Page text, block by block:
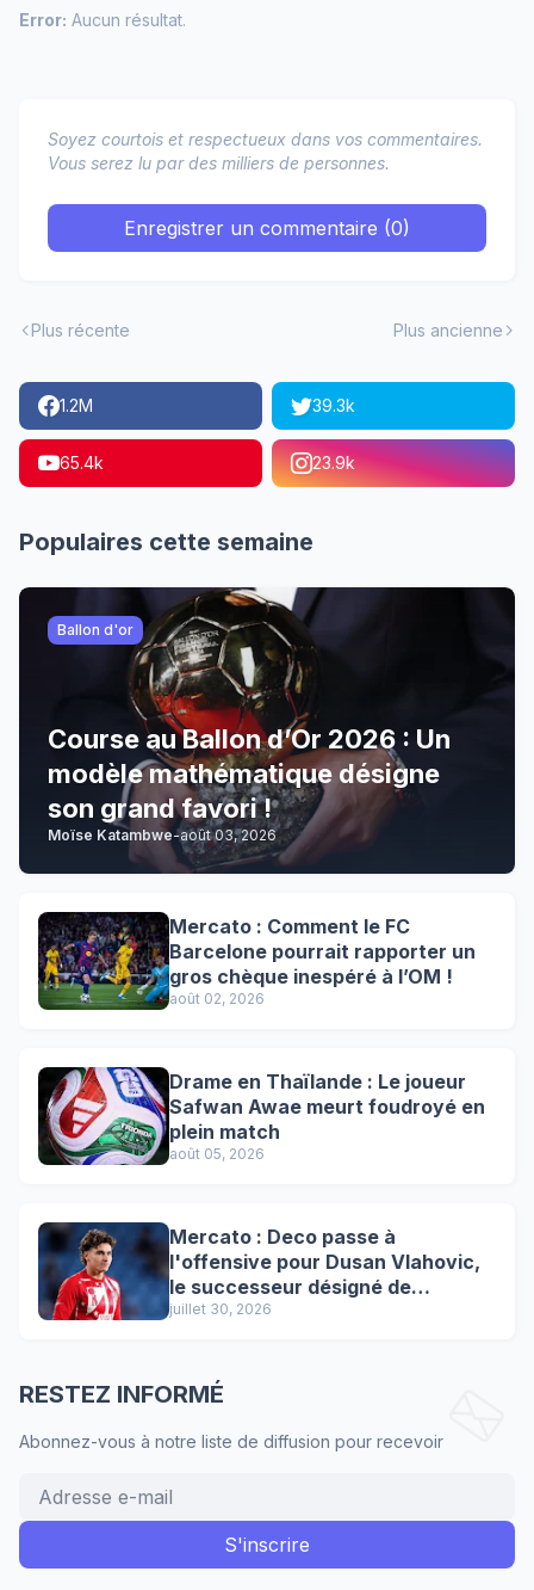
Error: Aucun résultat.
Soyez courtois et respectueux dans vos commentaires.
Vous serez lu par des milliers de personnes.
Enregistrer un commentaire (0)
Plus récente Plus ancienne
1.2M 39.3k
65.4k 23.9k
Populaires cette semaine
Ballon d'or
Course au Ballon d’Or 2026 : Un
modèle mathématique désigne
son grand favori !
Moïse Katambwe-août 03, 2026
Mercato : Comment le FC
Barcelone pourrait rapporter un
gros chèque inespéré à l’OM !
août 02, 2026
Drame en Thaïlande : Le joueur
Safwan Awae meurt foudroyé en
plein match
août 05, 2026
Mercato : Deco passe à
l'offensive pour Dusan Vlahovic,
le successeur désigné de
Lewandowski !
juillet 30, 2026
RESTEZ INFORMÉ
Abonnez-vous à notre liste de diffusion pour recevoir